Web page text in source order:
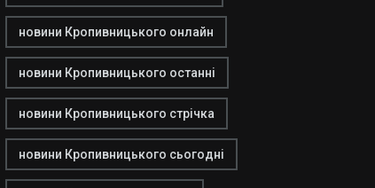
новини Кропивницького онлайн
новини Кропивницького останні
новини Кропивницького стрічка
новини Кропивницького сьогодні